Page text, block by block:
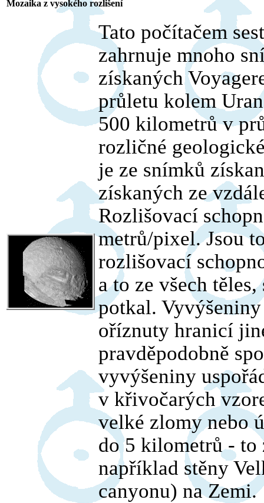
Mozaika z vysokého rozlišení
Tato počítačem
zahrnuje mnoho
získaných
průletu kolem
500 kilometrů v
rozličné
je ze snímků
získaných ze
Rozlišovací
metrů/pixel. Jsou
rozlišovací
a to ze všech
potkal.
oříznuty hranicí
pravděpodobně
vyvýšeniny
v křivočarých
velké zlomy nebo
do 5 kilometrů - to
například stěny
canyonu) na Zemi.